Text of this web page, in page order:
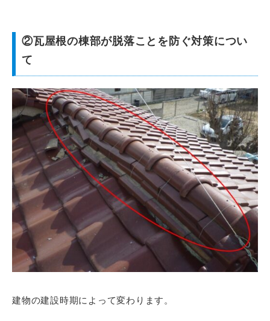
②瓦屋根の棟部が脱落ことを防ぐ対策につい
て
建物の建設時期によって変わります。